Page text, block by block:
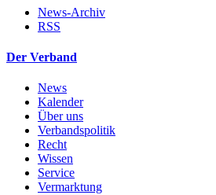
News-Archiv
RSS
Der Verband
News
Kalender
Über uns
Verbandspolitik
Recht
Wissen
Service
Vermarktung